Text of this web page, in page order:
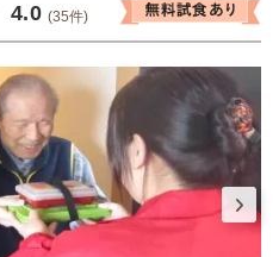
4.0 (35件)